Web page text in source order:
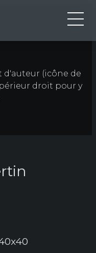
EN
FR
(icône de
droit pour y